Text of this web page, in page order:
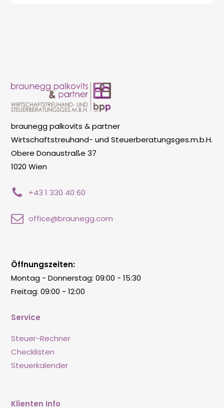
braunegg palkovits & partner
Wirtschaftstreuhand- und Steuerberatungsges.m.b.H.
Obere Donaustraße 37
1020 Wien
+43 1 330 40 60
office@braunegg.com
Service
Steuer-Rechner
Checklisten
Steuerkalender
Klienten Info
Öffnungszeiten:
Montag - Donnerstag: 09:00 - 15:30
Freitag: 09:00 - 12:00